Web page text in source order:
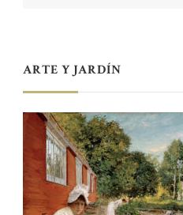
ARTE Y JARDÍN